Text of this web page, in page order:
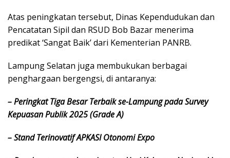
Atas peningkatan tersebut, Dinas Kependudukan dan
Pencatatan Sipil dan RSUD Bob Bazar menerima
predikat ‘Sangat Baik’ dari Kementerian PANRB.
Lampung Selatan juga membukukan berbagai
penghargaan bergengsi, di antaranya:
– Peringkat Tiga Besar Terbaik se-Lampung pada Survey
Kepuasan Publik 2025 (Grade A)
– Stand Terinovatif APKASI Otonomi Expo